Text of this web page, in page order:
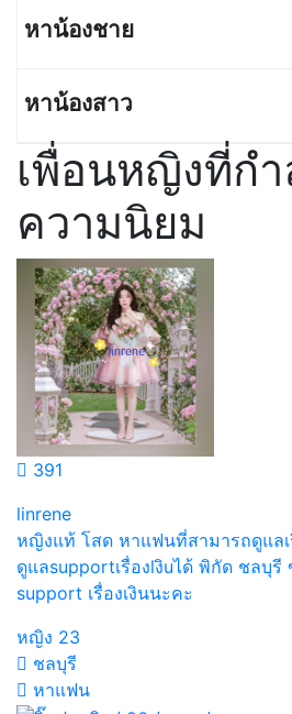
เพื่อนหญิงที่กำ
ความนิยม
391
linrene
หญิงแท้ โสด หาแฟนที่สามารถดูแลเ
ดูแลsupportเรื่องlงิuได้ พิกัด ชลบุรี
support เรื่องเงินนะคะ
หญิง 23
ชลบุรี
หาแฟน